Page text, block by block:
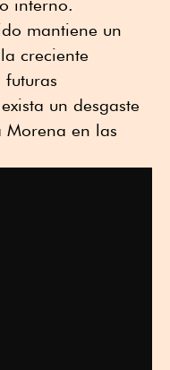
interno.
mantiene un
creciente
un desgaste
Morena en las